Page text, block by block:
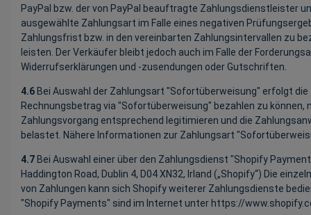
PayPal bzw. der von PayPal beauftragte Zahlungsdienstleister
ausgewählte Zahlungsart im Falle eines negativen
Zahlungsfrist bzw. in den vereinbarten Zahlungsintervallen zu
leisten. Der Verkäufer bleibt jedoch auch im Falle der
Widerrufserklärungen und -zusendungen oder Gutschriften.
4.6 Bei Auswahl der Zahlungsart "Sofortüberweisung" erfolgt die
Rechnungsbetrag via "Sofortüberweisung" bezahlen zu
Zahlungsvorgang entsprechend legitimieren und die
belastet. Nähere Informationen zur Zahlungsart
4.7 Bei Auswahl einer über den Zahlungsdienst "Shopify
Haddington Road, Dublin 4, D04 XN32, Irland („Shopify“) Die
von Zahlungen kann sich Shopify weiterer Zahlungsdienste
"Shopify Payments" sind im Internet unter https://